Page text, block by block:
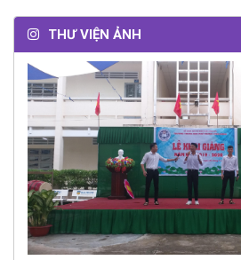
THƯ VIỆN ẢNH